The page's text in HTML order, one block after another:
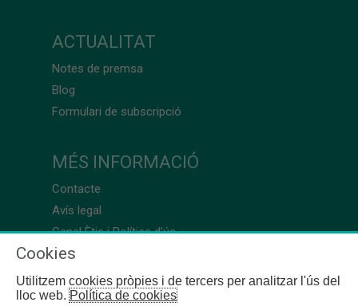
ACTUALITAT
Notes de premsa
Blog
Formulari de subscripció
MÉS INFORMACIÓ
Contacte
Avís legal
Canal Ètic i Política d’ús
Cookies
Utilitzem cookies pròpies i de tercers per analitzar l'ús del
lloc web.Política de cookies